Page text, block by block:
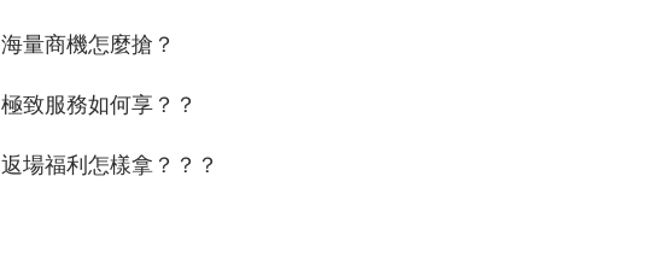
海量商機怎麼搶？
極致服務如何享？？
返場福利怎樣拿？？？